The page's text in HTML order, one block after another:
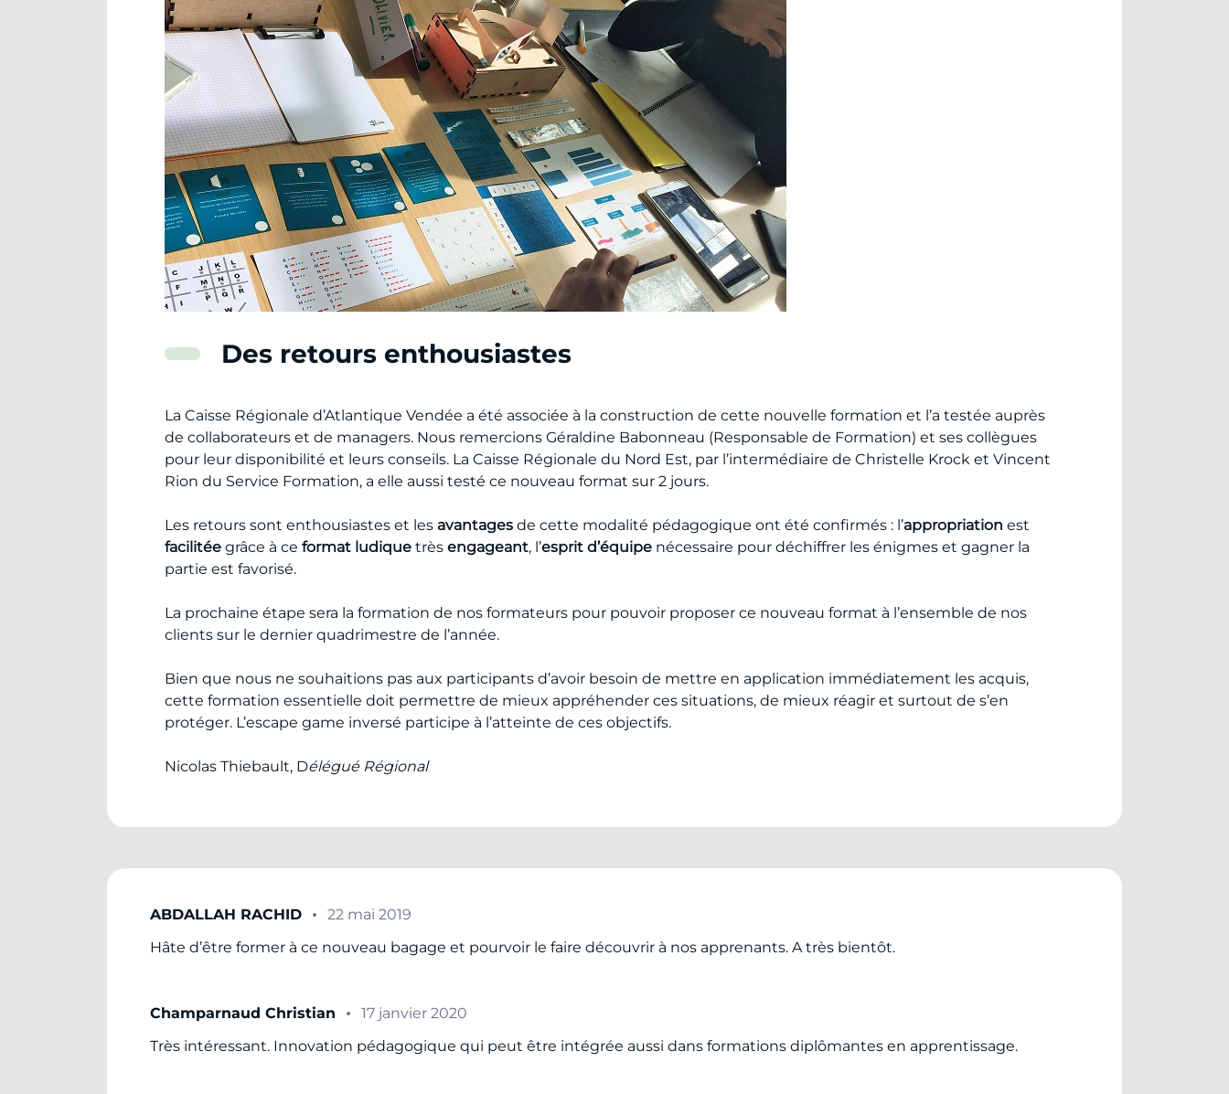
Des retours enthousiastes
La Caisse Régionale d’Atlantique Vendée a été associée à la construction de cette nouvelle formation et l’a testée auprès
de collaborateurs et de managers. Nous remercions Géraldine Babonneau (Responsable de Formation) et ses collègues
pour leur disponibilité et leurs conseils. La Caisse Régionale du Nord Est, par l’intermédiaire de Christelle Krock et Vincent
Rion du Service Formation, a elle aussi testé ce nouveau format sur 2 jours.
Les retours sont enthousiastes et les avantages de cette modalité pédagogique ont été confirmés : l’appropriation est
facilitée grâce à ce format ludique très engageant, l’esprit d’équipe nécessaire pour déchiffrer les énigmes et gagner la
partie est favorisé.
La prochaine étape sera la formation de nos formateurs pour pouvoir proposer ce nouveau format à l’ensemble de nos
clients sur le dernier quadrimestre de l’année.
Bien que nous ne souhaitions pas aux participants d’avoir besoin de mettre en application immédiatement les acquis,
cette formation essentielle doit permettre de mieux appréhender ces situations, de mieux réagir et surtout de s’en
protéger. L’escape game inversé participe à l’atteinte de ces objectifs.
Nicolas Thiebault, Délégué Régional
ABDALLAH RACHID
22 mai 2019
Hâte d’être former à ce nouveau bagage et pourvoir le faire découvrir à nos apprenants. A très bientôt.
Champarnaud Christian
17 janvier 2020
Très intéressant. Innovation pédagogique qui peut être intégrée aussi dans formations diplômantes en apprentissage.